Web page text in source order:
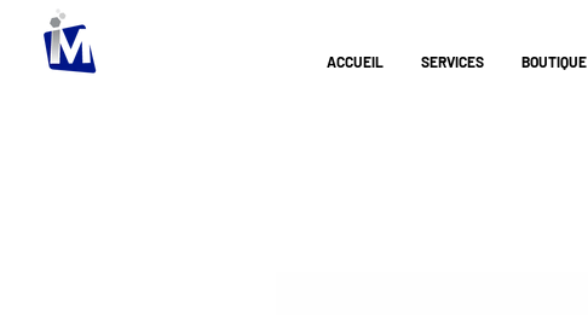
ACCUEIL SERVICES BOUTIQUE